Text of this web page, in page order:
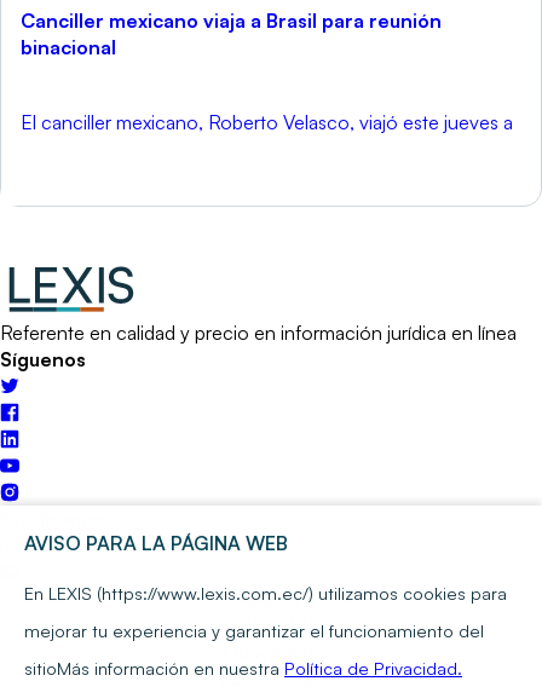
Canciller mexicano viaja a Brasil para reunión
binacional
El canciller mexicano, Roberto Velasco, viajó este jueves a
AVISO PARA LA PÁGINA WEB
En LEXIS (https://www.lexis.com.ec/) utilizamos cookies para
mejorar tu experiencia y garantizar el funcionamiento del
sitioMás información en nuestra Política de Privacidad.
Referente en calidad y precio en información jurídica en línea
Síguenos
Quito:
02 476 7750
098 559 0298